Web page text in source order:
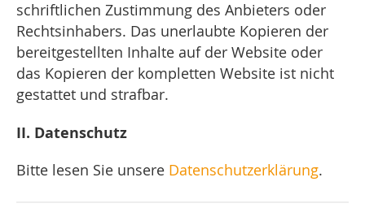
schriftlichen Zustimmung des Anbieters oder
Rechtsinhabers. Das unerlaubte Kopieren der
bereitgestellten Inhalte auf der Website oder
das Kopieren der kompletten Website ist nicht
gestattet und strafbar.
II. Datenschutz
Bitte lesen Sie unsere Datenschutzerklärung.